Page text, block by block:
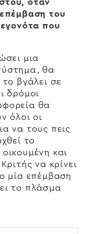
όταν
του
που
μια
θα
βγάλει σε
δρόμοι
θα
όλοι οι
να τους πεις
το
και
να κρίνει
μία επέμβαση
το πλάσμα